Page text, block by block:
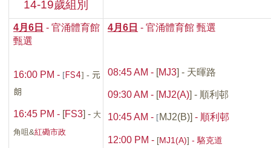
14-19歲組別
4月6日 - 官涌體育館
甄選
16:00 PM - [FS4] - 元
朗
16:45 PM - [FS3] - 大
角咀&紅磡市政
4月6日 - 官涌體育館 甄選
08:45 AM - [MJ3]- 天暉路
09:30 AM - [MJ2(A)]- 順利邨
10:45 AM - [MJ2(B)]- 順利邨
12:00 PM - [MJ1(A)]-駱克道